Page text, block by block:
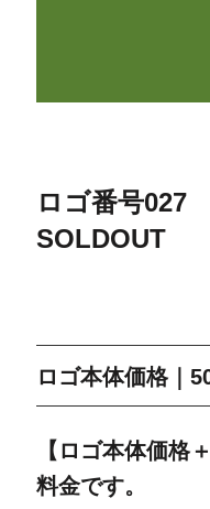
ロゴ番号027
SOLDOUT
ロゴ本体価格｜
【ロゴ本体価格
料金です。